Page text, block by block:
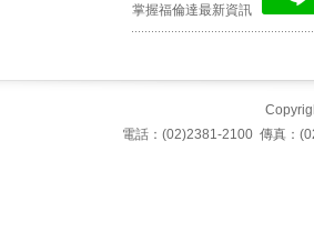
掌握福倫達最新資訊
電話：(02)2381-2100 傳真：